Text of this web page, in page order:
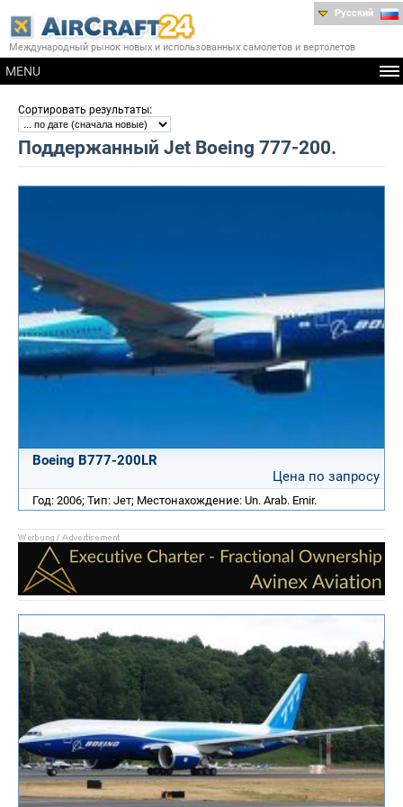
Международный рынок новых и использованных самолетов и вертолетов
MENU
Русский
Сортировать результаты:
Поддержанный Jet Boeing 777-200.
Boeing B777-200LR
Цена по запросу
Год: 2006; Тип: Jет; Местонахождение: Un. Arab. Emir.